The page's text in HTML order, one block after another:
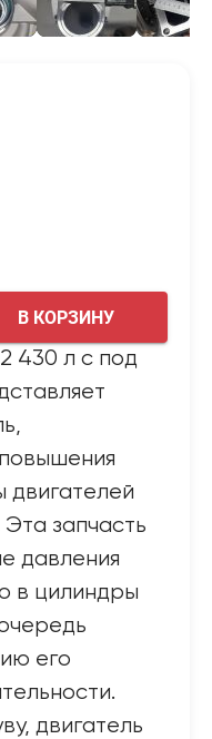
В КОРЗИНУ
430 л с под
двигателей
запчасть
давления
в цилиндры
его
двигатель